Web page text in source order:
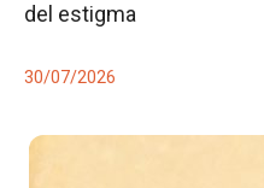
del estigma
30/07/2026